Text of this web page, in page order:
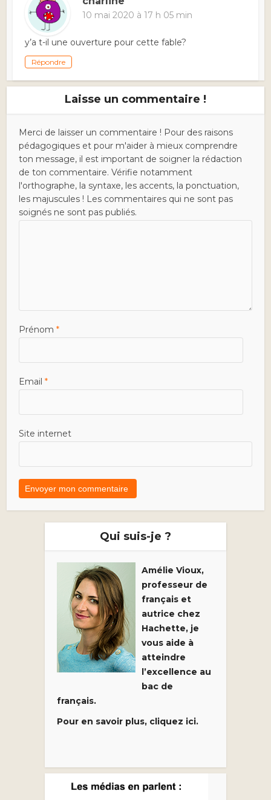
10 mai 2020 à 17 h 05 min
y’a t-il une ouverture pour cette fable?
Répondre
Laisse un commentaire !
Merci de laisser un commentaire ! Pour des raisons
pédagogiques et pour m'aider à mieux comprendre
ton message, il est important de soigner la rédaction
de ton commentaire. Vérifie notamment
l'orthographe, la syntaxe, les accents, la ponctuation,
les majuscules ! Les commentaires qui ne sont pas
soignés ne sont pas publiés.
Prénom*
Email*
Site internet
Qui suis-je ?
Amélie Vioux,
professeur de
français et
autrice chez
Hachette, je
vous aide à
atteindre
l’excellence au
bac de
français.
Pour en savoir plus, cliquez ici.